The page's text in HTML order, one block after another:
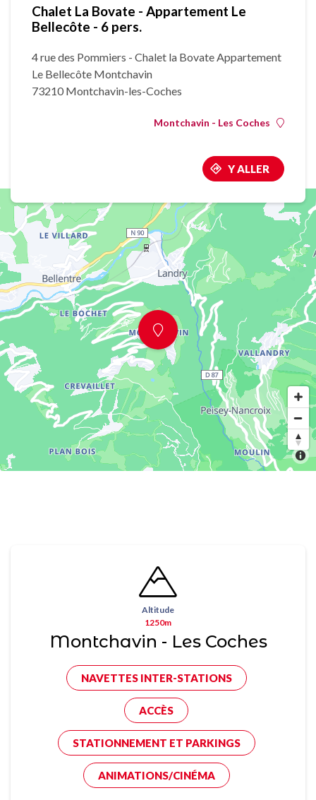
Chalet La Bovate - Appartement Le
Bellecôte - 6 pers.
4 rue des Pommiers - Chalet la Bovate Appartement
Le Bellecôte Montchavin
73210 Montchavin-les-Coches
Montchavin - Les Coches
Y ALLER
Altitude
1250m
Montchavin - Les Coches
NAVETTES INTER-STATIONS
ACCÈS
STATIONNEMENT ET PARKINGS
ANIMATIONS/CINÉMA